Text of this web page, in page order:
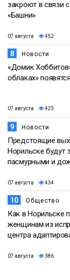
закроют в связи
«Башни»
07 августа 452
8 Новости
«Домик
облаках»
07 августа 423
9 Новости
Предстоящие
Норильске будут
пасмурными и
07 августа 434
10 Общество
Как в Норильске
женщинам из
центра
07 августа 386